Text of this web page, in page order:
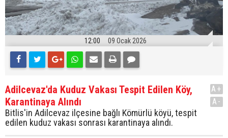
12:00 09 Ocak 2026
Adilcevaz'da Kuduz Vakası Tespit Edilen Köy,
Karantinaya Alındı
Bitlis'in Adilcevaz ilçesine bağlı Kömürlü köyü, tespit
edilen kuduz vakası sonrası karantinaya alındı.
A+
A-